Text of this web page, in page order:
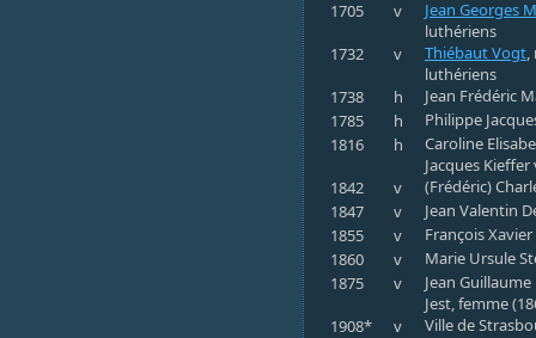
1705
v
Jean Georges
luthériens
1732
v Thiébaut Vogt
luthériens
1738
h
Jean Frédéric
1785
h
Philippe
1816
h
Caroline
Jacques
1842
v
(Frédéric)
1847
v
Jean Valentin
1855
v
François
1860
v
Marie Ursule
1875
v
Jean
Jest, femme
1908*
v Ville de